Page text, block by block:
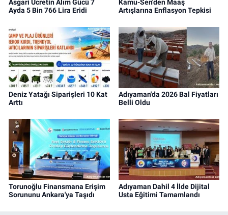
Asgari Ücretin Alım Gücü 7
Ayda 5 Bin 766 Lira Eridi
Kamu-Sen'den Maaş
Artışlarına Enflasyon Tepkisi
Deniz Yatağı Siparişleri 10 Kat
Arttı
Adıyaman'da 2026 Bal Fiyatları
Belli Oldu
Torunoğlu Finansmana Erişim
Sorununu Ankara'ya Taşıdı
Adıyaman Dahil 4 İlde Dijital
Usta Eğitimi Tamamlandı